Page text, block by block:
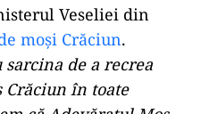
Veseliei din
moși Crăciun.
de a recrea
în toate